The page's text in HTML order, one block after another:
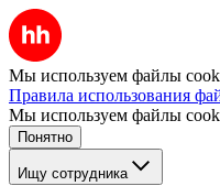
Мы используем файлы
Правила использования
Мы используем файлы
Понятно
Ищу сотрудника